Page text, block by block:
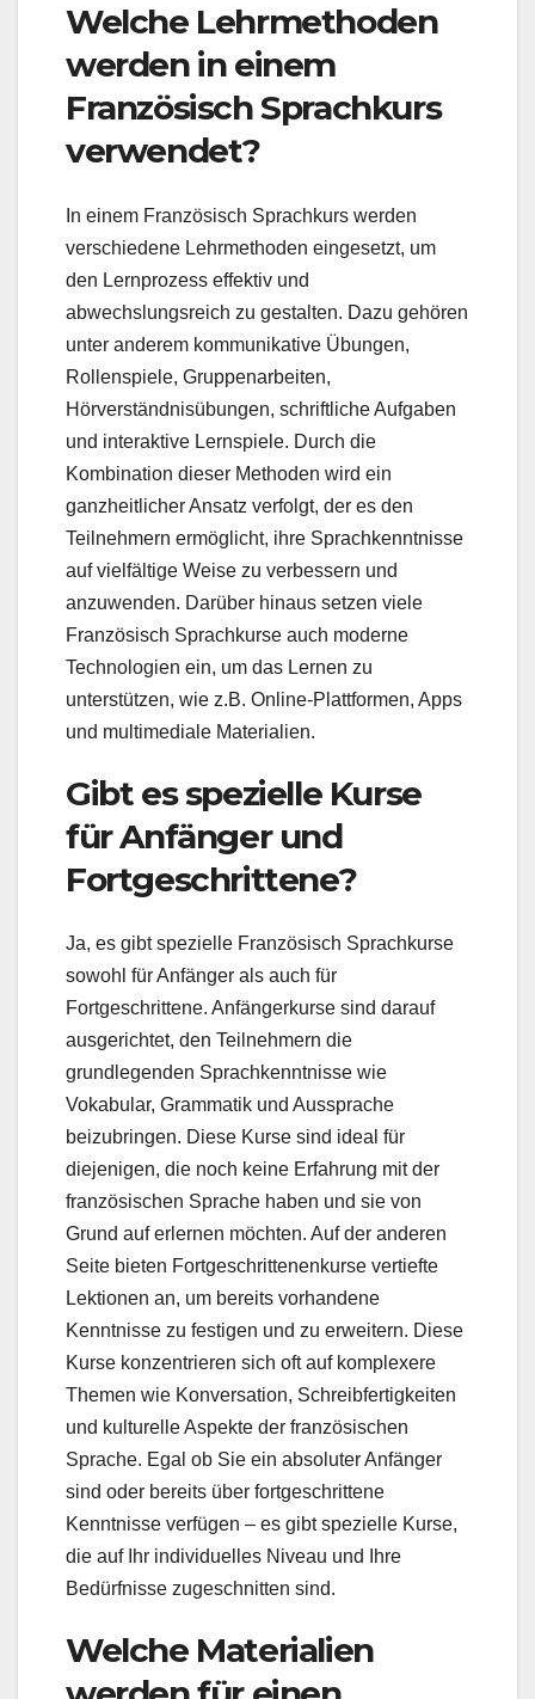
Welche Lehrmethoden
werden in einem
Französisch Sprachkurs
verwendet?
In einem Französisch Sprachkurs werden
verschiedene Lehrmethoden eingesetzt, um
den Lernprozess effektiv und
abwechslungsreich zu gestalten. Dazu gehören
unter anderem kommunikative Übungen,
Rollenspiele, Gruppenarbeiten,
Hörverständnisübungen, schriftliche Aufgaben
und interaktive Lernspiele. Durch die
Kombination dieser Methoden wird ein
ganzheitlicher Ansatz verfolgt, der es den
Teilnehmern ermöglicht, ihre Sprachkenntnisse
auf vielfältige Weise zu verbessern und
anzuwenden. Darüber hinaus setzen viele
Französisch Sprachkurse auch moderne
Technologien ein, um das Lernen zu
unterstützen, wie z.B. Online-Plattformen, Apps
und multimediale Materialien.
Gibt es spezielle Kurse
für Anfänger und
Fortgeschrittene?
Ja, es gibt spezielle Französisch Sprachkurse
sowohl für Anfänger als auch für
Fortgeschrittene. Anfängerkurse sind darauf
ausgerichtet, den Teilnehmern die
grundlegenden Sprachkenntnisse wie
Vokabular, Grammatik und Aussprache
beizubringen. Diese Kurse sind ideal für
diejenigen, die noch keine Erfahrung mit der
französischen Sprache haben und sie von
Grund auf erlernen möchten. Auf der anderen
Seite bieten Fortgeschrittenenkurse vertiefte
Lektionen an, um bereits vorhandene
Kenntnisse zu festigen und zu erweitern. Diese
Kurse konzentrieren sich oft auf komplexere
Themen wie Konversation, Schreibfertigkeiten
und kulturelle Aspekte der französischen
Sprache. Egal ob Sie ein absoluter Anfänger
sind oder bereits über fortgeschrittene
Kenntnisse verfügen – es gibt spezielle Kurse,
die auf Ihr individuelles Niveau und Ihre
Bedürfnisse zugeschnitten sind.
Welche Materialien